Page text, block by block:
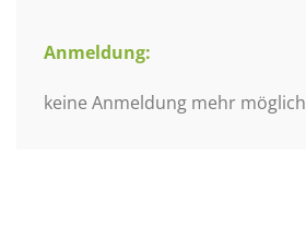
Anmeldung:
keine Anmeldung mehr möglich